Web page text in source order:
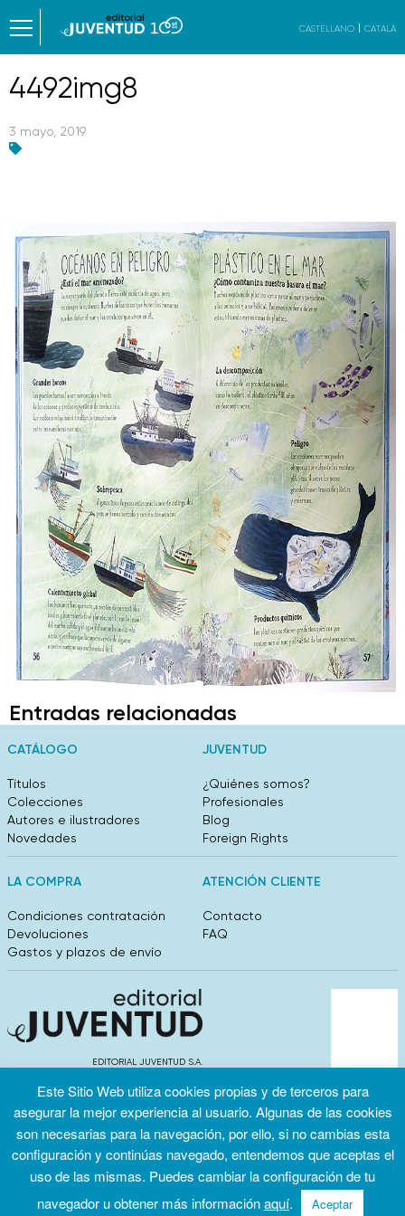
CASTELLANO CATALÀ
4492img8
3 mayo, 2019
Entradas relacionadas
CATÁLOGO
Títulos
Colecciones
Autores e ilustradores
Novedades
JUVENTUD
¿Quiénes somos?
Profesionales
Blog
Foreign Rights
LA COMPRA
Condiciones contratación
Devoluciones
Gastos y plazos de envío
ATENCIÓN CLIENTE
Contacto
FAQ
EDITORIAL JUVENTUD S.A.
info@editorialjuventud.es
(+34) 93 444 18 00
Condiciones
Política de
Política de
Este Sitio Web utiliza cookies propias y de terceros para
asegurar la mejor experiencia al usuario. Algunas de las cookies
son necesarias para la navegación, por ello, si no cambias esta
configuración y continúas navegado, entendemos que aceptas el
uso de las mismas. Puedes cambiar la configuración de tu
navegador u obtener más informaciónaquí. Aceptar